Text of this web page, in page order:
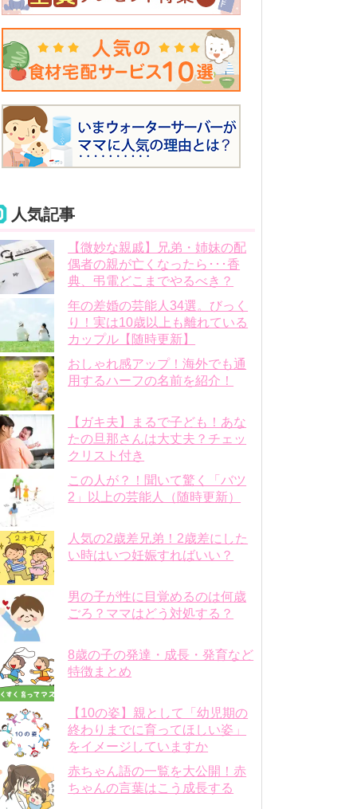
人気記事
【微妙な親戚】兄弟・姉妹の配
偶者の親が亡くなったら･･･香
典、弔電どこまでやるべき？
年の差婚の芸能人34選。びっく
り！実は10歳以上も離れている
カップル【随時更新】
おしゃれ感アップ！海外でも通
用するハーフの名前を紹介！
【ガキ夫】まるで子ども！あな
たの旦那さんは大丈夫？チェッ
クリスト付き
この人が？！聞いて驚く「バツ
2」以上の芸能人（随時更新）
人気の2歳差兄弟！2歳差にした
い時はいつ妊娠すればいい？
男の子が性に目覚めるのは何歳
ごろ？ママはどう対処する？
8歳の子の発達・成長・発育など
特徴まとめ
【10の姿】親として「幼児期の
終わりまでに育ってほしい姿」
をイメージしていますか
赤ちゃん語の一覧を大公開！赤
ちゃんの言葉はこう成長する